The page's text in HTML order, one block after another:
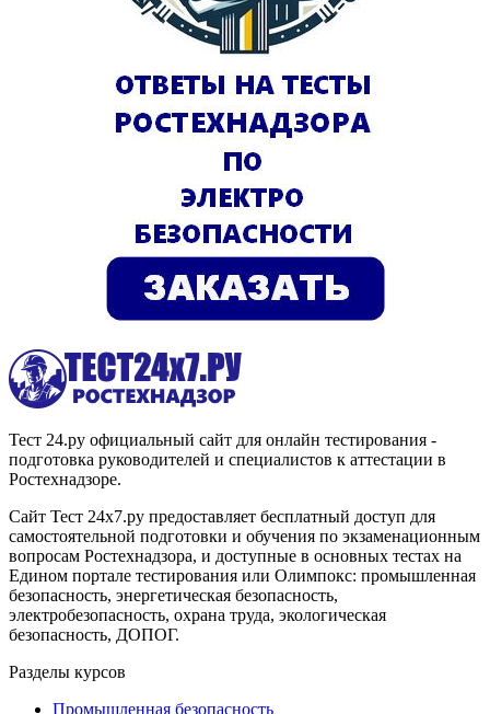
Тест 24.ру официальный сайт для онлайн тестирования -
подготовка руководителей и специалистов к аттестации в
Ростехнадзоре.
Сайт Тест 24х7.ру предоставляет бесплатный доступ для
самостоятельной подготовки и обучения по экзаменационным
вопросам Ростехнадзора, и доступные в основных тестах на
Едином портале тестирования или Олимпокс: промышленная
безопасность, энергетическая безопасность,
электробезопасность, охрана труда, экологическая
безопасность, ДОПОГ.
Разделы курсов
Промышленная безопасность